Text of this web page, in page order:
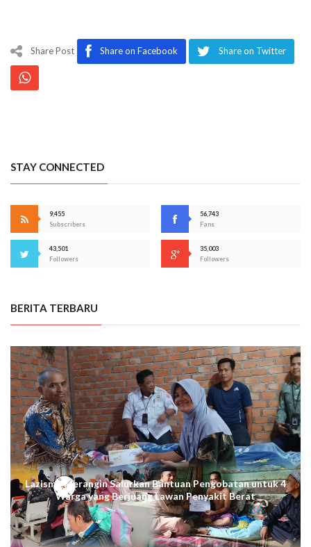
Share Post Share on Facebook Share on Twitter
STAY CONNECTED
9,455
Subscribers
56,743
Fans
43,501
Followers
35,003
Followers
BERITA TERBARU
Lazismu Merangin Salurkan Bantuan Pengobatan untuk 4
Warga yang Berjuang Lawan Penyakit Berat